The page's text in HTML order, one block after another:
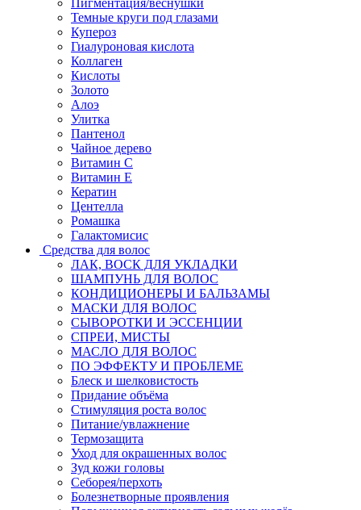
Пигментация/веснушки
Темные круги под глазами
Купероз
Гиалуроновая кислота
Коллаген
Кислоты
Золото
Алоэ
Улитка
Пантенол
Чайное дерево
Витамин C
Витамин Е
Кератин
Центелла
Ромашка
Галактомисис
Средства для волос
ЛАК, ВОСК ДЛЯ УКЛАДКИ
ШАМПУНЬ ДЛЯ ВОЛОС
КОНДИЦИОНЕРЫ И БАЛЬЗАМЫ
МАСКИ ДЛЯ ВОЛОС
СЫВОРОТКИ И ЭССЕНЦИИ
СПРЕИ, МИСТЫ
МАСЛО ДЛЯ ВОЛОС
ПО ЭФФЕКТУ И ПРОБЛЕМЕ
Блеск и шелковистость
Придание объёма
Стимуляция роста волос
Питание/увлажнение
Термозащита
Уход для окрашенных волос
Зуд кожи головы
Себорея/перхоть
Болезнетворные проявления